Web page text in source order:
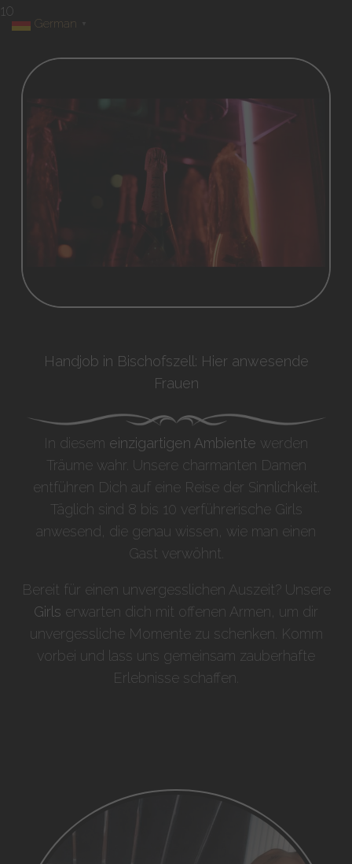
10
Handjob in Bischofszell: Hier anwesende
Frauen
In diesem einzigartigen Ambiente werden
Träume wahr. Unsere charmanten Damen
entführen Dich auf eine Reise der Sinnlichkeit.
Täglich sind 8 bis 10 verführerische Girls
anwesend, die genau wissen, wie man einen
Gast verwöhnt.
Bereit für einen unvergesslichen Auszeit? Unsere
Girls erwarten dich mit offenen Armen, um dir
unvergessliche Momente zu schenken. Komm
vorbei und lass uns gemeinsam zauberhafte
Erlebnisse schaffen.
German